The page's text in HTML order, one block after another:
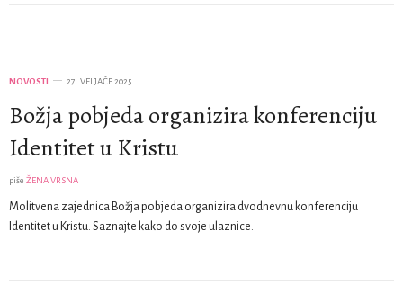
NOVOSTI 27. VELJAČE 2025.
Božja pobjeda organizira konferenciju
Identitet u Kristu
piše ŽENA VRSNA
Molitvena zajednica Božja pobjeda organizira dvodnevnu konferenciju
Identitet u Kristu. Saznajte kako do svoje ulaznice.